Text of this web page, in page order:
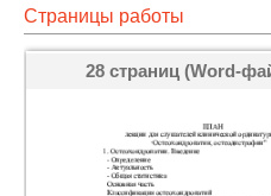
Страницы работы
28 страниц (Word-